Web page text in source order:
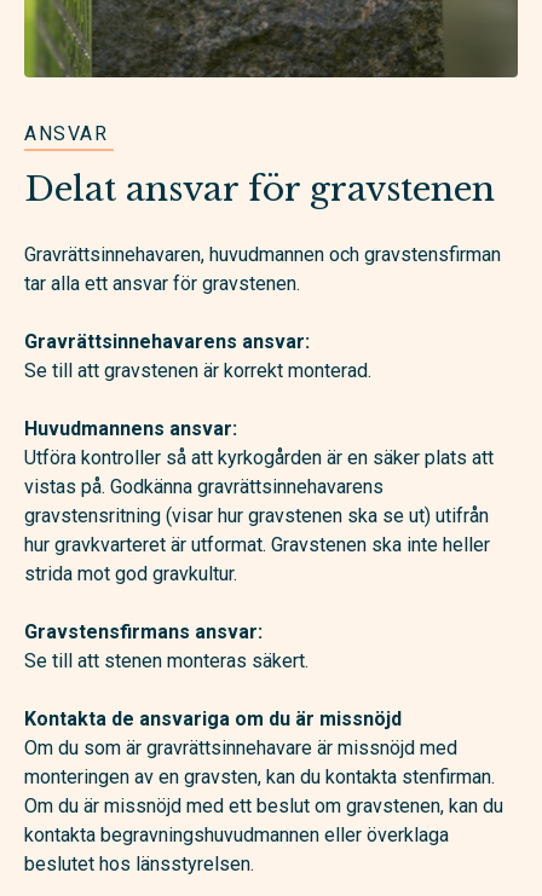
ANSVAR
Delat ansvar för gravstenen
Gravrättsinnehavaren, huvudmannen och gravstensfirman
tar alla ett ansvar för gravstenen.
Gravrättsinnehavarens ansvar:
Se till att gravstenen är korrekt monterad.
Huvudmannens ansvar:
Utföra kontroller så att kyrkogården är en säker plats att
vistas på. Godkänna gravrättsinnehavarens
gravstensritning (visar hur gravstenen ska se ut) utifrån
hur gravkvarteret är utformat. Gravstenen ska inte heller
strida mot god gravkultur.
Gravstensfirmans ansvar:
Se till att stenen monteras säkert.
Kontakta de ansvariga om du är missnöjd
Om du som är gravrättsinnehavare är missnöjd med
monteringen av en gravsten, kan du kontakta stenfirman.
Om du är missnöjd med ett beslut om gravstenen, kan du
kontakta begravningshuvudmannen eller överklaga
beslutet hos länsstyrelsen.